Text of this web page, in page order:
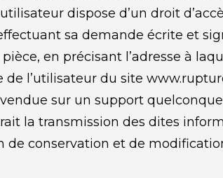
dispose d’un droit
sa demande écrite et
en précisant l’adresse à
l’utilisateur du site
sur un support
la transmission des dites
conservation et de